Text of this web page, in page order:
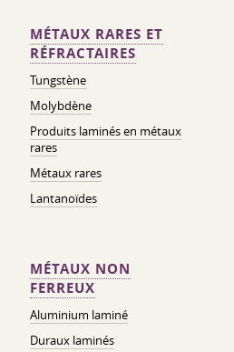
MÉTAUX RARES ET
RÉFRACTAIRES
Tungstène
Molybdène
Produits laminés en métaux
rares
Métaux rares
Lantanoïdes
MÉTAUX NON
FERREUX
Aluminium laminé
Duraux laminés